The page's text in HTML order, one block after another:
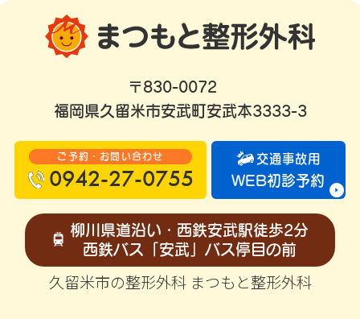
〒830-0072
福岡県久留米市安武町安武本3333-3
ご予約・お問い合わせ
0942-27-0755
交通事故用
WEB初診予約
柳川県道沿い・西鉄安武駅徒歩2分
西鉄バス「安武」バス停目の前
久留米市の整形外科 まつもと整形外科